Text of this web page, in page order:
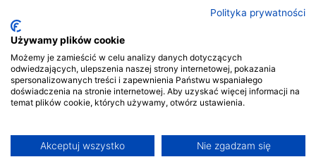
Nadawca oferuje usługi medialne obejmujące rozpowszechnianie programu
radiowego pod nazwą EMAUS Dobre Radio oraz prowadzenie portalu
internetową Nadawcy.
Nadawca podlega jurysdykcji polskiej. Organem właściwym w sprawach
radiofonii i telewizji jest Krajowa Rada Radiofonii i Telewizji.
Polityka prywatności
Używamy plików cookie
Możemy je zamieścić w celu analizy danych dotyczących
odwiedzających, ulepszenia naszej strony internetowej, pokazania
spersonalizowanych treści i zapewnienia Państwu wspaniałego
doświadczenia na stronie internetowej. Aby uzyskać więcej informacji na
temat plików cookie, których używamy, otwórz ustawienia.
Akceptuj wszystko Nie zgadzam się